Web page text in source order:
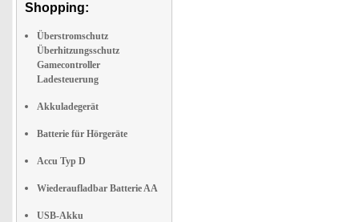
Shopping:
Überstromschutz
Überhitzungsschutz
Gamecontroller
Ladesteuerung
Akkuladegerät
Batterie für Hörgeräte
Accu Typ D
Wiederaufladbar Batterie AA
USB-Akku